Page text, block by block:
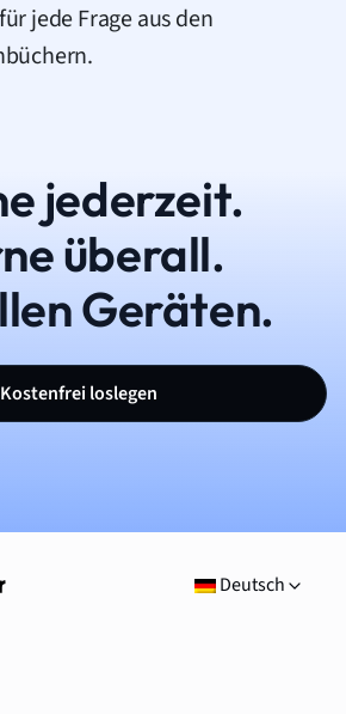
jede Frage aus den
jederzeit.
überall.
Geräten.
Kostenfrei loslegen
Deutsch